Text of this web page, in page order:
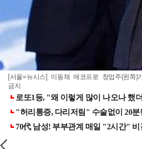
[서울=뉴시스] 이동채 에코프로 창업주(왼쪽
금지